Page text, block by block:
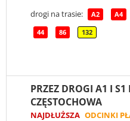
drogi na trasie: A2 A4
44 86 132
PRZEZ DROGI A1 I S1
CZĘSTOCHOWA
NAJDŁUŻSZA ODCINKI